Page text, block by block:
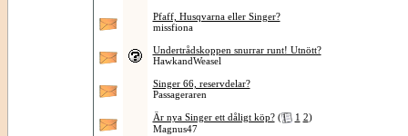
Pfaff, Husqvarna eller Singer?
missfiona
Undertrådskoppen snurrar runt! Utnött?
HawkandWeasel
Singer 66, reservdelar?
Passageraren
Är nya Singer ett dåligt köp? ( 1 2)
Magnus47